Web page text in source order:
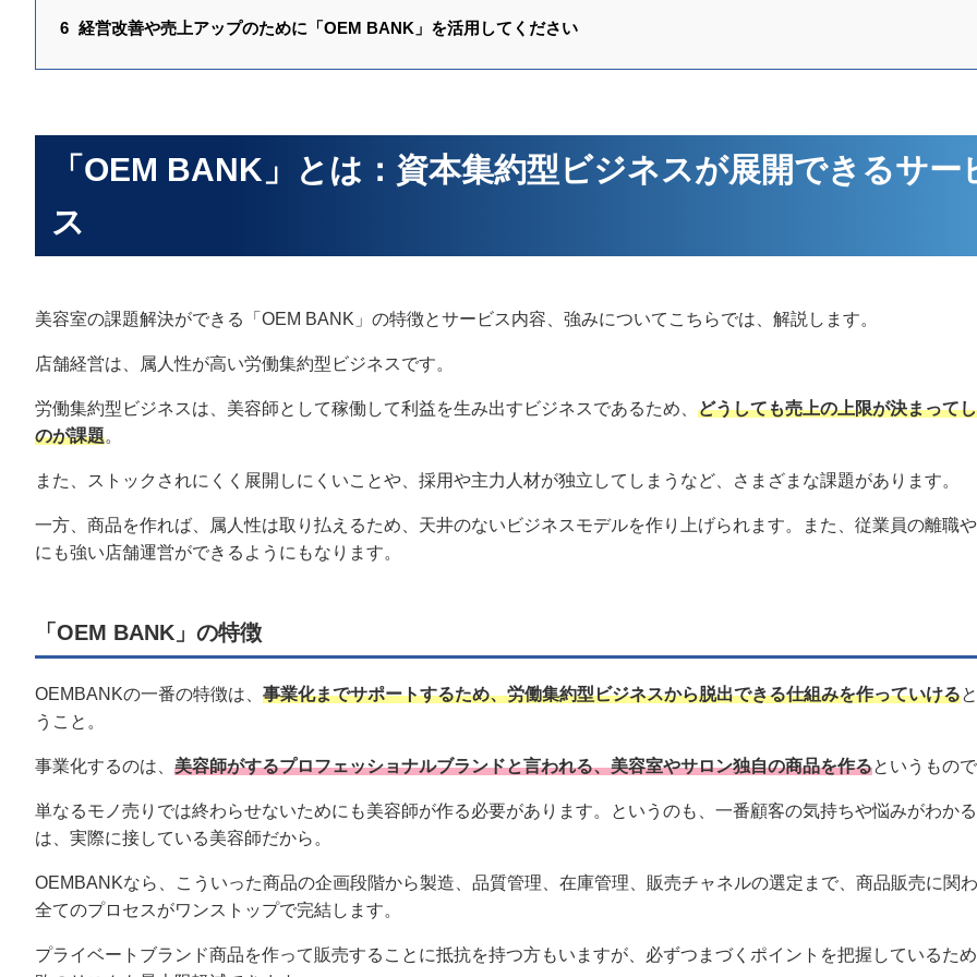
6 経営改善や売上アップのために「OEM BANK」を活用してください
「OEM BANK」とは：資本集約型ビジネスが展開できるサー
ス
美容室の課題解決ができる「OEM BANK」の特徴とサービス内容、強みについてこちらでは、解説します。
店舗経営は、属人性が高い労働集約型ビジネスです。
労働集約型ビジネスは、美容師として稼働して利益を生み出すビジネスであるため、 どうしても売上の上限が決まって
のが課題。
また、ストックされにくく展開しにくいことや、採用や主力人材が独立してしまうなど、さまざまな課題があります。
一方、商品を作れば、属人性は取り払えるため、天井のないビジネスモデルを作り上げられます。また、従業員の離職
にも強い店舗運営ができるようにもなります。
「OEM BANK」の特徴
OEMBANKの一番の特徴は、 事業化までサポートするため、労働集約型ビジネスから脱出できる仕組みを作っていける
うこと。
事業化するのは、 美容師がするプロフェッショナルブランドと言われる、美容室やサロン独自の商品を作るというもの
単なるモノ売りでは終わらせないためにも美容師が作る必要があります。というのも、一番顧客の気持ちや悩みがわか
は、実際に接している美容師だから。
OEMBANKなら、こういった商品の企画段階から製造、品質管理、在庫管理、販売チャネルの選定まで、商品販売に関
全てのプロセスがワンストップで完結します。
プライベートブランド商品を作って販売することに抵抗を持つ方もいますが、必ずつまづくポイントを把握しているた